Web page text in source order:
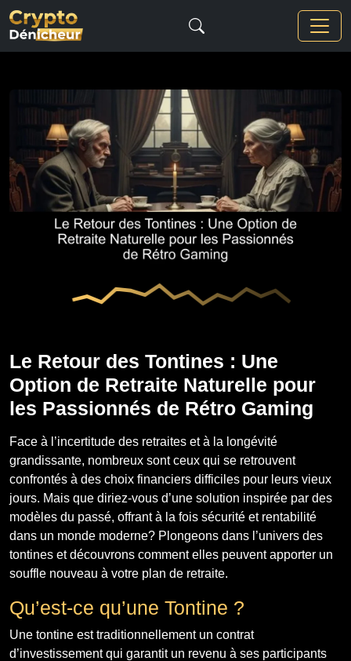
Le Retour des Tontines : Une
Option de Retraite Naturelle pour
les Passionnés de Rétro Gaming
Face à l’incertitude des retraites et à la longévité
grandissante, nombreux sont ceux qui se retrouvent
confrontés à des choix financiers difficiles pour leurs vieux
jours. Mais que diriez-vous d’une solution inspirée par des
modèles du passé, offrant à la fois sécurité et rentabilité
dans un monde moderne? Plongeons dans l’univers des
tontines et découvrons comment elles peuvent apporter un
souffle nouveau à votre plan de retraite.
Qu’est-ce qu’une Tontine ?
Une tontine est traditionnellement un contrat
d’investissement qui garantit un revenu à ses participants